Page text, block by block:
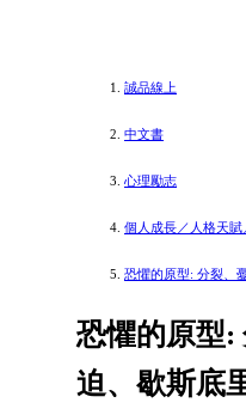
誠品線上
中文書
心理勵志
個人成長／人格天賦
恐懼的原型: 分裂、
恐懼的原型:
迫、歇斯底